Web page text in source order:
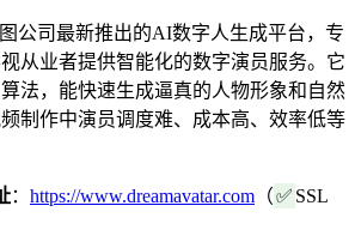
公司最新推出的AI数字人生成平台，专
从业者提供智能化的数字演员服务。它
法，能快速生成逼真的人物形象和自然
制作中演员调度难、成本高、效率低等
： https://www.dreamavatar.com （✅ SSL